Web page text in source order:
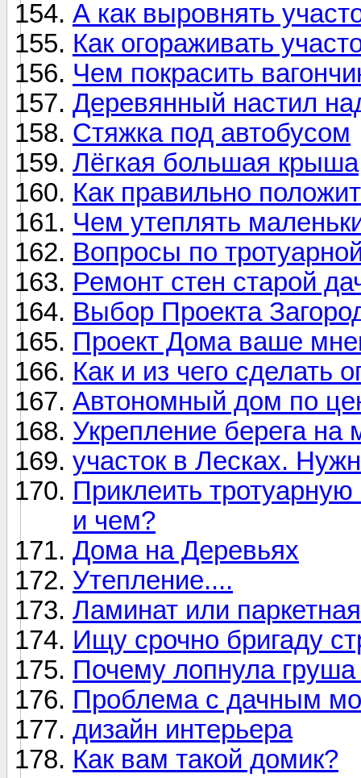
А как выровнять
Как огораживать
Чем покрасить
Деревянный настил
Стяжка под автобусом
Лёгкая большая крыша
Как правильно
Чем утеплять
Вопросы по
Ремонт стен старой
Выбор Проекта
Проект Дома ваше
Как и из чего сделать
Автономный дом по
Укрепление берега на
участок в Лесках.
Приклеить
и чем?
Дома на Деревьях
Утепление....
Ламинат или
Ищу срочно бригаду
Почему лопнула груша
Проблема с дачным
дизайн интерьера
Как вам такой домик?